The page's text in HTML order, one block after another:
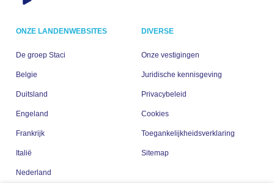
ONZE LANDENWEBSITES
De groep Staci
Belgie
Duitsland
Engeland
Frankrijk
Italië
Nederland
DIVERSE
Onze vestigingen
Juridische kennisgeving
Privacybeleid
Cookies
Toegankelijkheidsverklaring
Sitemap